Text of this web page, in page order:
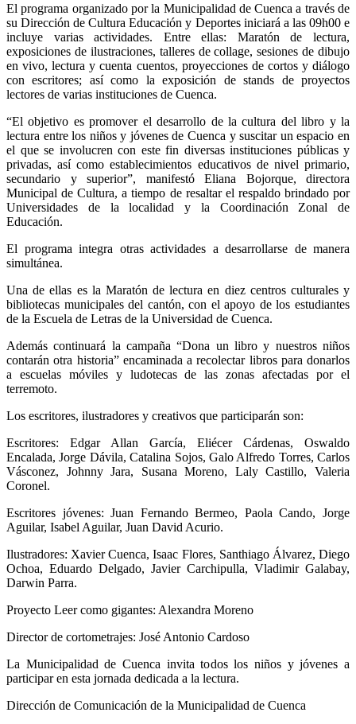
El programa organizado por la Municipalidad de Cuenca a través de
su Dirección de Cultura Educación y Deportes iniciará a las 09h00 e
incluye varias actividades. Entre ellas: Maratón de lectura,
exposiciones de ilustraciones, talleres de collage, sesiones de dibujo
en vivo, lectura y cuenta cuentos, proyecciones de cortos y diálogo
con escritores; así como la exposición de stands de proyectos
lectores de varias instituciones de Cuenca.
“El objetivo es promover el desarrollo de la cultura del libro y la
lectura entre los niños y jóvenes de Cuenca y suscitar un espacio en
el que se involucren con este fin diversas instituciones públicas y
privadas, así como establecimientos educativos de nivel primario,
secundario y superior”, manifestó Eliana Bojorque, directora
Municipal de Cultura, a tiempo de resaltar el respaldo brindado por
Universidades de la localidad y la Coordinación Zonal de
Educación.
El programa integra otras actividades a desarrollarse de manera
simultánea.
Una de ellas es la Maratón de lectura en diez centros culturales y
bibliotecas municipales del cantón, con el apoyo de los estudiantes
de la Escuela de Letras de la Universidad de Cuenca.
Además continuará la campaña “Dona un libro y nuestros niños
contarán otra historia” encaminada a recolectar libros para donarlos
a escuelas móviles y ludotecas de las zonas afectadas por el
terremoto.
Los escritores, ilustradores y creativos que participarán son:
Escritores: Edgar Allan García, Eliécer Cárdenas, Oswaldo
Encalada, Jorge Dávila, Catalina Sojos, Galo Alfredo Torres, Carlos
Vásconez, Johnny Jara, Susana Moreno, Laly Castillo, Valeria
Coronel.
Escritores jóvenes: Juan Fernando Bermeo, Paola Cando, Jorge
Aguilar, Isabel Aguilar, Juan David Acurio.
Ilustradores: Xavier Cuenca, Isaac Flores, Santhiago Álvarez, Diego
Ochoa, Eduardo Delgado, Javier Carchipulla, Vladimir Galabay,
Darwin Parra.
Proyecto Leer como gigantes: Alexandra Moreno
Director de cortometrajes: José Antonio Cardoso
La Municipalidad de Cuenca invita todos los niños y jóvenes a
participar en esta jornada dedicada a la lectura.
Dirección de Comunicación de la Municipalidad de Cuenca